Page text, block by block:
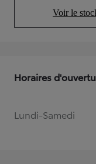
Voir le
Horaires
Lundi-Samedi